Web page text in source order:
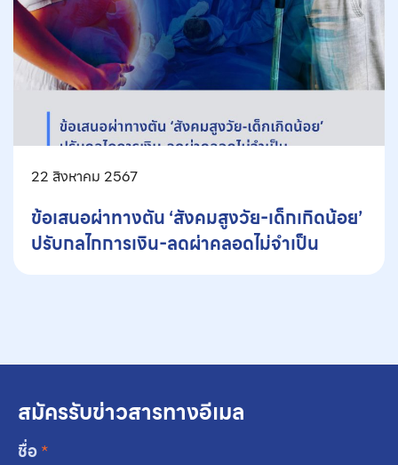
22 สิงหาคม 2567
ข้อเสนอผ่าทางตัน ‘สังคมสูงวัย-เด็กเกิดน้อย’
ปรับกลไกการเงิน-ลดผ่าคลอดไม่จำเป็น
สมัครรับข่าวสารทางอีเมล
ชื่อ*